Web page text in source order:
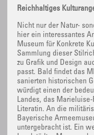
Reichhaltiges
Nicht nur der Natur-
hier ein interessantes
Museum für Konkrete
Sammlung dieser
zu Grafik und Design
passt. Bald findet das
sanierten historischen
würdigt einen der
Landes, das
Literatin. An die
Bayerische
untergebracht ist. Ein